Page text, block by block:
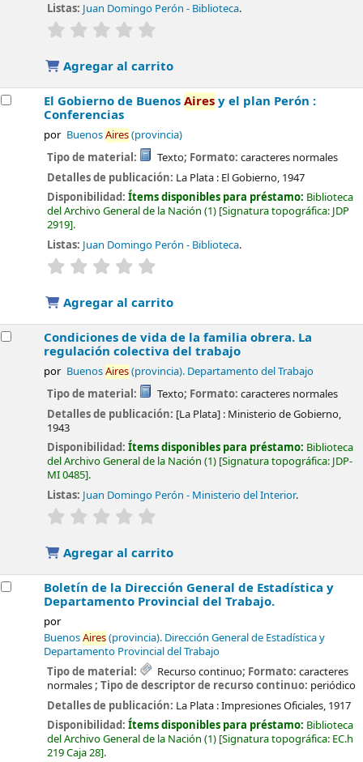
Listas: Juan Domingo Perón - Biblioteca.
valoración
Agregar al carrito
El Gobierno de BuenosAiresy el plan Perón :
Conferencias
por BuenosAires(provincia)
Tipo de material: Texto; Formato: caracteres normales
Detalles de publicación: La Plata : El Gobierno, 1947
Disponibilidad:Ítems disponibles para préstamo: Biblioteca
del Archivo General de la Nación (1) Signatura topográfica: JDP
2919 .
Listas: Juan Domingo Perón - Biblioteca.
valoración
Agregar al carrito
Condiciones de vida de la familia obrera. La
regulación colectiva del trabajo
por BuenosAires(provincia). Departamento del Trabajo
Tipo de material: Texto; Formato: caracteres normales
Detalles de publicación: [La Plata] : Ministerio de Gobierno,
1943
Disponibilidad:Ítems disponibles para préstamo: Biblioteca
del Archivo General de la Nación (1) Signatura topográfica: JDP-
MI 0485 .
Listas: Juan Domingo Perón - Ministerio del Interior.
valoración
Agregar al carrito
Boletín de la Dirección General de Estadística y
Departamento Provincial del Trabajo.
por
BuenosAires(provincia). Dirección General de Estadística y
Departamento Provincial del Trabajo
Tipo de material: Recurso continuo; Formato: caracteres
normales; Tipo de descriptor de recurso continuo: periódico
Detalles de publicación: La Plata :Impresiones Oficiales, 1917
Disponibilidad:Ítems disponibles para préstamo: Biblioteca
del Archivo General de la Nación (1) Signatura topográfica: EC.h
219 Caja 28 .